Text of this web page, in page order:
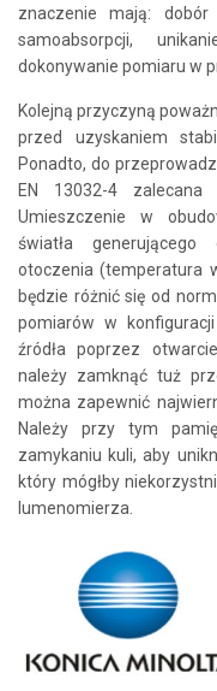
znaczenie mają: dobór
samoabsorpcji,
dokonywanie pomiaru w
Kolejną przyczyną
przed uzyskaniem
Ponadto, do
EN 13032-4
Umieszczenie w
światła
otoczenia (temperatura
będzie różnić się od
pomiarów w
źródła poprzez
należy zamknąć tuż
można zapewnić
Należy przy tym
zamykaniu kuli, aby
który mógłby
lumenomierza.